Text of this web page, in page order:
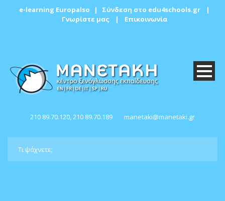
e-learning Europalso | Σύνδεση στο edu4schools.gr
|
Γνωρίστε μας
| Επικοινωνία
210 89.70.120, 210 89.70.189 manetaki@manetaki.gr